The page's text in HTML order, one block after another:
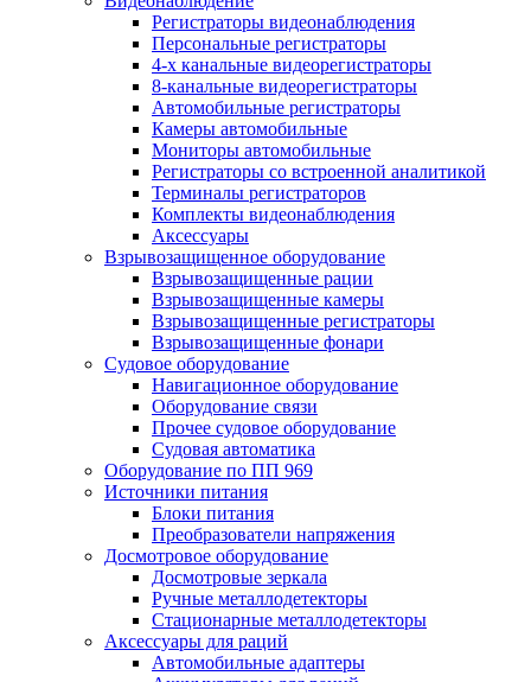
Регистраторы видеонаблюдения
Персональные регистраторы
4-х канальные видеорегистраторы
8-канальные видеорегистраторы
Автомобильные регистраторы
Камеры автомобильные
Мониторы автомобильные
Регистраторы со встроенной аналитикой
Терминалы регистраторов
Комплекты видеонаблюдения
Аксессуары
Взрывозащищенное оборудование
Взрывозащищенные рации
Взрывозащищенные камеры
Взрывозащищенные регистраторы
Взрывозащищенные фонари
Судовое оборудование
Навигационное оборудование
Оборудование связи
Прочее судовое оборудование
Судовая автоматика
Оборудование по ПП 969
Источники питания
Блоки питания
Преобразователи напряжения
Досмотровое оборудование
Досмотровые зеркала
Ручные металлодетекторы
Стационарные металлодетекторы
Аксессуары для раций
Автомобильные адаптеры